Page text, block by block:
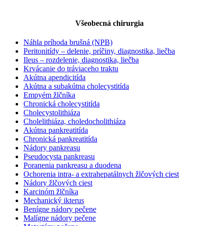
Všeobecná chirurgia
Náhla príhoda brušná (NPB)
Peritonitídy – delenie, príčiny, diagnostika, liečba
Ileus – rozdelenie, diagnostika, liečba
Krvácanie do tráviaceho traktu
Akútna apendicitída
Akútna a subakútna cholecystitída
Empyém žlčníka
Chronická cholecystitída
Cholecystolithiáza
Cholelithiáza, choledocholithiáza
Akútna pankreatitída
Chronická pankreatitída
Nádory pankreasu
Pseudocysta pankreasu
Poranenia pankreasu a duodena
Ochorenia intra- a extrahepatálnych žlčových ciest
Nádory žlčových ciest
Karcinóm žlčníka
Mechanický ikterus
Benígne nádory pečene
Malígne nádory pečene